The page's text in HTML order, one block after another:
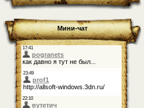
Мини-чат